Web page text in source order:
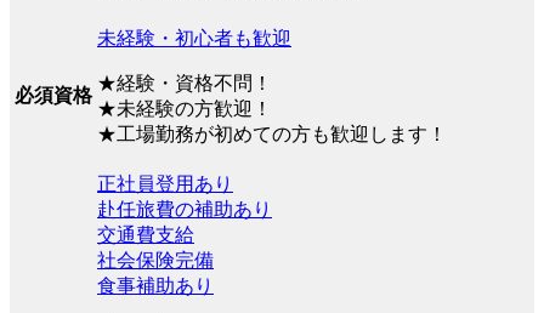
必須資格
未経験・初心者も歓迎
★経験・資格不問！
★未経験の方歓迎！
★工場勤務が初めての方も歓迎します！
正社員登用あり
赴任旅費の補助あり
交通費支給
社会保険完備
食事補助あり